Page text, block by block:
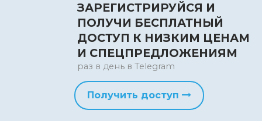
ЗАРЕГИСТРИРУЙСЯ И
ПОЛУЧИ БЕСПЛАТНЫЙ
ДОСТУП К НИЗКИМ ЦЕНАМ
И СПЕЦПРЕДЛОЖЕНИЯМ
раз в день в Telegram
Получить доступ